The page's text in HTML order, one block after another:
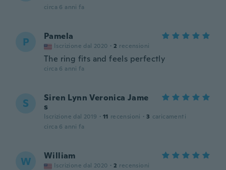
circa 6 anni fa
P Pamela
Iscrizione dal 2020 · 2 recensioni
The ring fits and feels perfectly
circa 6 anni fa
S
Siren Lynn Veronica Jame
s
Iscrizione dal 2019 · 11 recensioni · 3 caricamenti
circa 6 anni fa
W William
Iscrizione dal 2020 · 2 recensioni